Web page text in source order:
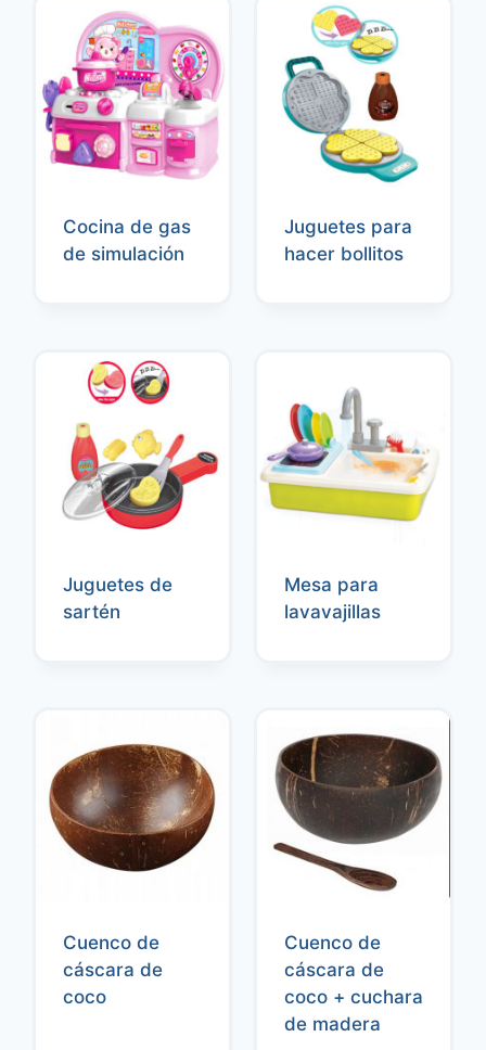
Cocina de gas
de simulación
Juguetes para
hacer bollitos
Juguetes de
sartén
Mesa para
lavavajillas
Cuenco de
cáscara de
coco
Cuenco de
cáscara de
coco + cuchara
de madera